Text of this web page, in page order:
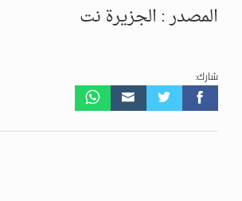
المصدر : الجزيرة نت
شارك: